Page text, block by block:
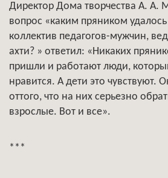
Директор Дома творчества А. А.
вопрос «каким пряником удалось
коллектив педагогов-мужчин,
ахти? » ответил: «Никаких
пришли и работают люди,
нравится. А дети это чувствуют.
оттого, что на них серьезно
взрослые. Вот и все».
***